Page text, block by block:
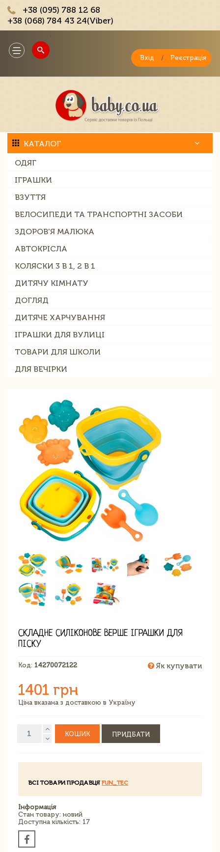
+38 (095) 788 12 68
+38 (068) 784 43 24(Viber)
Toggle
navigation
Вхід / Реєстрація
КАТАЛОГ
ОДЯГ
ІГРАШКИ
ВЗУТТЯ
ВЕЛОСИПЕДИ ТА ТРАНСПОРТНІ ЗАСОБИ
ЗДОРОВ'Я МАЛЮКА
АВТОКРІСЛА
КОЛЯСКИ 3 В 1, 2 В 1
ДИТЯЧУ КІМНАТУ
ДОГЛЯД
ДИТЯЧЕ ХАРЧУВАННЯ
ІГРАШКИ ДЛЯ ВУЛИЦІ
ТОВАРИ ДЛЯ ШКОЛИ
ДЛЯ ВЕЧІРКИ
СКЛАДНЕ СИЛІКОНОВЕ ВЕРШЕ ІГРАШКИ ДЛЯ
ПІСКУ
Код: 14270072122 Як купувати
1401 грн
Ціна вказана з доставкою в Україну
КОШИК ПРИДБАТИ
ВСІ ТОВАРИ ПРОДАВЦЯ FUN_TEC
Інформація
Стан товару: новий
Доступна кількість: 17